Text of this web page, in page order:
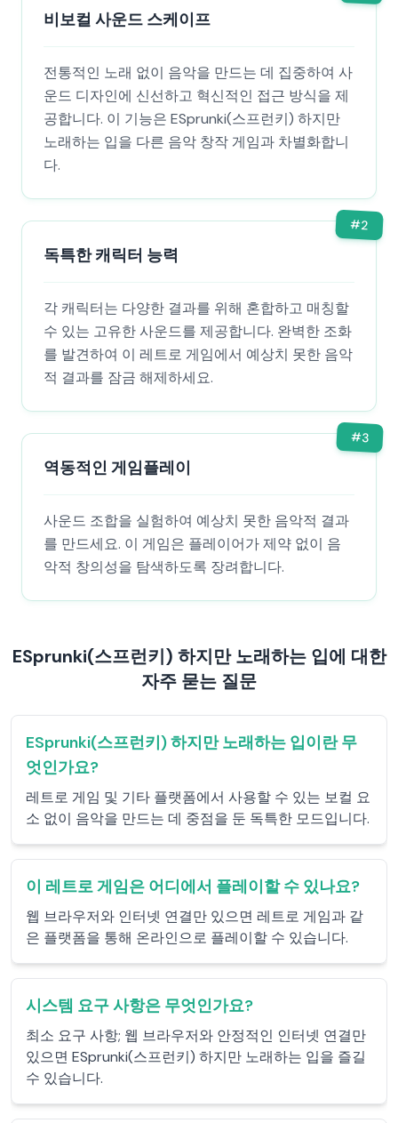
비보컬 사운드 스케이프
전통적인 노래 없이 음악을 만드는 데 집중하여 사
운드 디자인에 신선하고 혁신적인 접근 방식을 제
공합니다. 이 기능은 ESprunki(스프런키) 하지만
노래하는 입을 다른 음악 창작 게임과 차별화합니
다.
#2
독특한 캐릭터 능력
각 캐릭터는 다양한 결과를 위해 혼합하고 매칭할
수 있는 고유한 사운드를 제공합니다. 완벽한 조화
를 발견하여 이 레트로 게임에서 예상치 못한 음악
적 결과를 잠금 해제하세요.
#3
역동적인 게임플레이
사운드 조합을 실험하여 예상치 못한 음악적 결과
를 만드세요. 이 게임은 플레이어가 제약 없이 음
악적 창의성을 탐색하도록 장려합니다.
ESprunki(스프런키) 하지만 노래하는 입에 대한
자주 묻는 질문
ESprunki(스프런키) 하지만 노래하는 입이란 무
엇인가요?
레트로 게임 및 기타 플랫폼에서 사용할 수 있는 보컬 요
소 없이 음악을 만드는 데 중점을 둔 독특한 모드입니다.
이 레트로 게임은 어디에서 플레이할 수 있나요?
웹 브라우저와 인터넷 연결만 있으면 레트로 게임과 같
은 플랫폼을 통해 온라인으로 플레이할 수 있습니다.
시스템 요구 사항은 무엇인가요?
최소 요구 사항; 웹 브라우저와 안정적인 인터넷 연결만
있으면 ESprunki(스프런키) 하지만 노래하는 입을 즐길
수 있습니다.